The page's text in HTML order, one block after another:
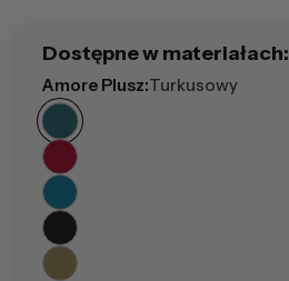
Dostępne w materiałach:
Amore Plusz:Turkusowy